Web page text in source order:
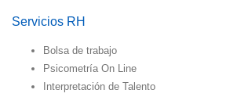
Servicios RH
Bolsa de trabajo
Psicometría On Line
Interpretación de Talento